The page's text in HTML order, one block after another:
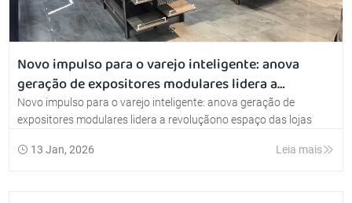
Novo impulso para o varejo inteligente: anova
geração de expositores modulares lidera a
revoluçãono espaço das lojas
Novo impulso para o varejo inteligente: anova geração de
expositores modulares lidera a revoluçãono espaço das lojas
13 Jan, 2026 Leia mais